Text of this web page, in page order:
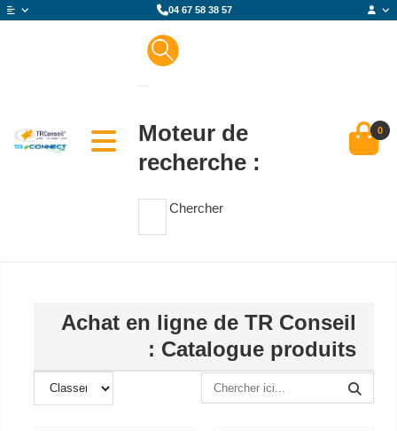
04 67 58 38 57
Moteur de
recherche :
Chercher
0
Achat en ligne de TR Conseil
: Catalogue produits